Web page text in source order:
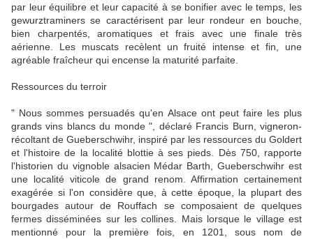
par leur équilibre et leur capacité à se bonifier avec le temps, les
gewurztraminers se caractérisent par leur rondeur en bouche,
bien charpentés, aromatiques et frais avec une finale très
aérienne. Les muscats recèlent un fruité intense et fin, une
agréable fraîcheur qui encense la maturité parfaite.
Ressources du terroir
" Nous sommes persuadés qu'en Alsace ont peut faire les plus
grands vins blancs du monde ", déclaré Francis Burn, vigneron-
récoltant de Gueberschwihr, inspiré par les ressources du Goldert
et l'histoire de la localité blottie à ses pieds. Dès 750, rapporte
l'historien du vignoble alsacien Médar Barth, Gueberschwihr est
une localité viticole de grand renom. Affirmation certainement
exagérée si l'on considère que, à cette époque, la plupart des
bourgades autour de Rouffach se composaient de quelques
fermes disséminées sur les collines. Mais lorsque le village est
mentionné pour la première fois, en 1201, sous nom de